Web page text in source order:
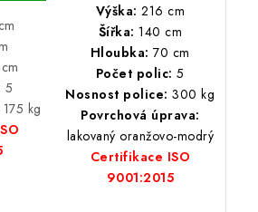
5
175 kg
Výška: 216 cm
Šířka: 140 cm
Hloubka: 70 cm
Počet polic: 5
Nosnost police: 300 kg
Povrchová úprava:
lakovaný oranžovo-modrý
Certifikace ISO
9001:2015